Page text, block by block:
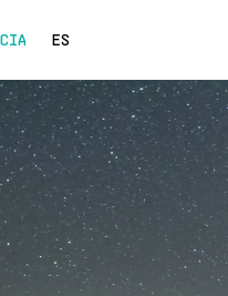
ES
ENGLISH
FRANÇAIS
DEUTSCH
日本語
中文